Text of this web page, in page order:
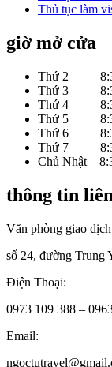
Thủ tục làm
giờ mở cửa
Thứ 2 8:30
Thứ 3 8:30
Thứ 4 8:30
Thứ 5 8:30
Thứ 6 8:30
Thứ 7 8:30
Chủ Nhật
thông tin
Văn phòng giao
số 24, đường Trung
Điện Thoại:
0973 109 388 –
Email: